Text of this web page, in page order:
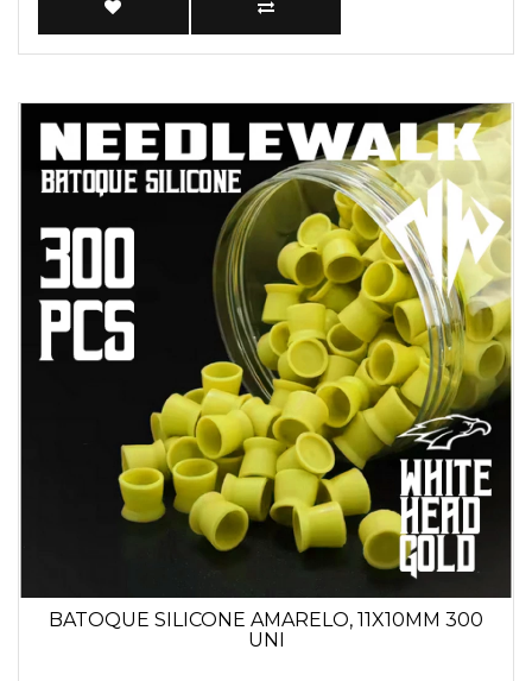
BATOQUE SILICONE AMARELO, 11X10MM 300
UNI